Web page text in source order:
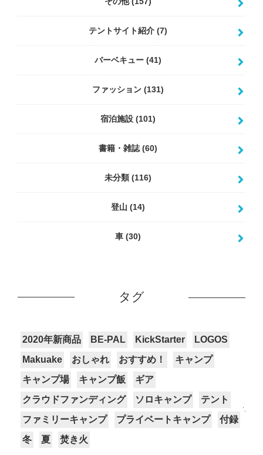
テントサイト紹介 (7)
バーベキュー (41)
ファッション (131)
宿泊施設 (101)
書籍・雑誌 (60)
未分類 (116)
登山 (14)
車 (30)
タグ
2020年新商品 BE-PAL KickStarter
LOGOS
Makuake
おしゃれ おすすめ！
キャンプ
キャンプ場
キャンプ飯
ギア
クラウドファンディング
ソロキャンプ
テント
ファミリーキャンプ
プライベートキャンプ
付録
冬
夏 焚き火